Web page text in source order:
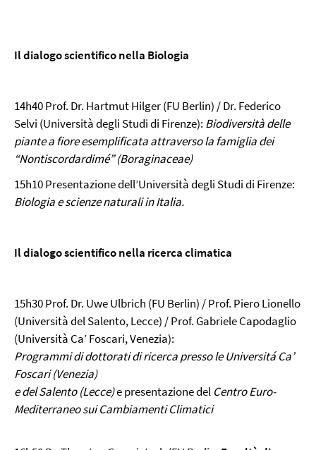
Il dialogo scientifico nella Biologia
14h40 Prof. Dr. Hartmut Hilger(FU Berlin) / Dr. Federico
Selvi (Università degli Studi di Firenze): Biodiversità delle
piante a fiore esemplificata attraverso lafamiglia dei
“Nontiscordardimé” (Boraginaceae)
15h10 Presentazione dell’Università degli Studi di Firenze:
Biologia e scienze naturali in Italia.
Il dialogo scientifico nella ricerca climatica
15h30 Prof. Dr. Uwe Ulbrich (FU Berlin) / Prof. Piero Lionello
(Università del Salento, Lecce) / Prof. Gabriele Capodaglio
(Università Ca’ Foscari, Venezia):
Programmi di dottorati di ricerca presso le Universitá Ca’
Foscari (Venezia)
e del Salento (Lecce)e presentazione del Centro Euro-
Mediterraneo sui Cambiamenti Climatici